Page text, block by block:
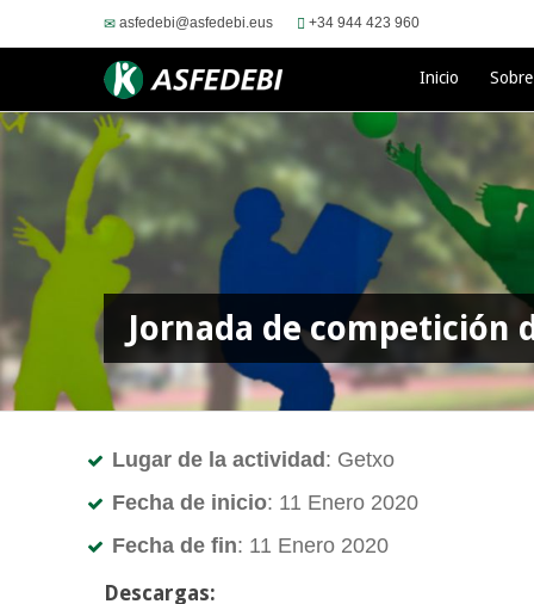
asfedebi@asfedebi.eus +34 944 423 960
Inicio
Jornada de competición
Lugar de la actividad : Getxo
Fecha de inicio: 11 Enero 2020
Fecha de fin: 11 Enero 2020
Descargas: